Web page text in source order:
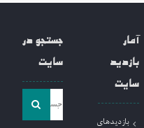
آمار
بازدید
سایت
بازدیدهای
جستجو در
سایت